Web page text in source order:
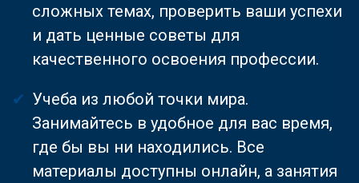
сложных темах, проверить ваши успехи
и дать ценные советы для
качественного освоения профессии.
Учеба из любой точки мира.
Занимайтесь в удобное для вас время,
где бы вы ни находились. Все
материалы доступны онлайн, а занятия